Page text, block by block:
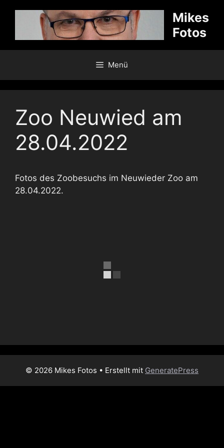
Mikes
Fotos
Menü
Zoo Neuwied am
28.04.2022
Fotos des Zoobesuchs im Neuwieder Zoo am
28.04.2022.
© 2026 Mikes Fotos • Erstellt mit GeneratePress